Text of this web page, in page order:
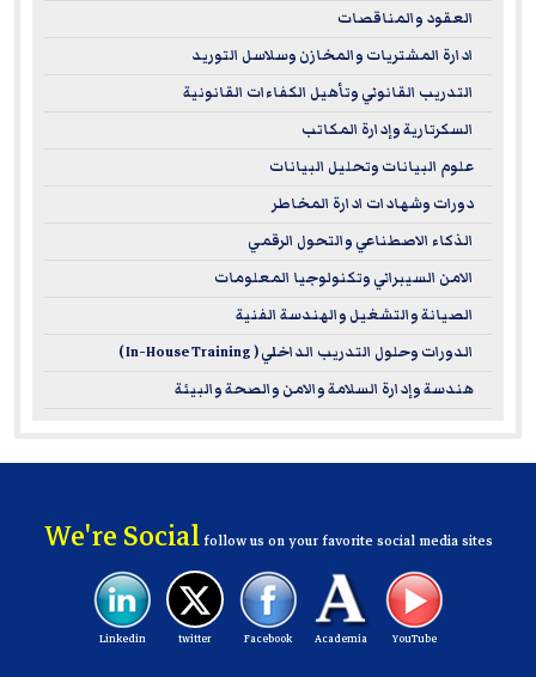
are a big deal to employers. They show you've trained
to international leadership standards.
Career Advancement:Our ILM courses arm you with
the know-how to manage teams, drive performance,
and make sharp business decisions.
Flexible Learning and Practical Application:The focus
is on real-world application, so you can put your new
leadership skills to work right away.
These courses are perfect if you're ready to sharpen your
strategic leadership skills and make a significant impact in
your organization.
العقود والمناقصات
ادارة المشتريات والمخازن وسلاسل التوريد
التدريب القانوني وتأهيل الكفاءات القانونية
السكرتارية وإدارة المكاتب
علوم البيانات وتحليل البيانات
دورات وشهادات ادارة المخاطر
الذكاء الاصطناعي والتحول الرقمي
الامن السيبراني وتكنولوجيا المعلومات
الصيانة والتشغيل والهندسة الفنية
الدورات وحلول التدريب الداخلي ( In-House Training )
هندسة وإدارة السلامة والامن والصحة والبيئة
We're Socialfollow us on your favorite social media sites
YouTube
Academia
Facebook
twitter
Linkedin